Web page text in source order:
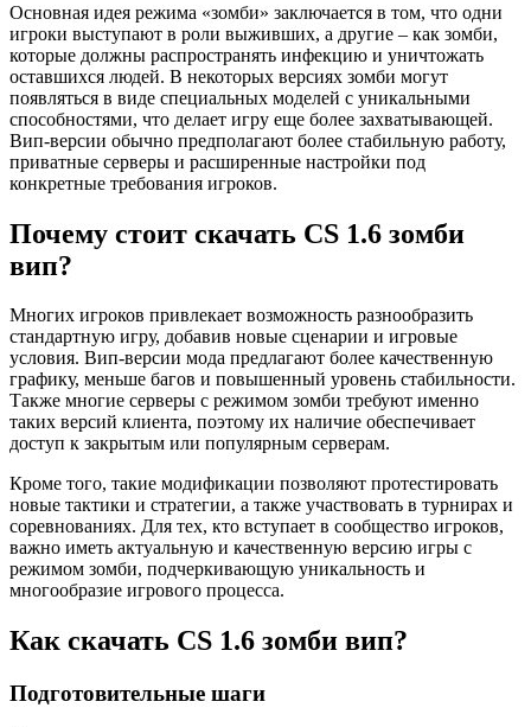
Основная идея режима «зомби» заключается в том, что одни
игроки выступают в роли выживших, а другие – как зомби,
которые должны распространять инфекцию и уничтожать
оставшихся людей. В некоторых версиях зомби могут
появляться в виде специальных моделей с уникальными
способностями, что делает игру еще более захватывающей.
Вип-версии обычно предполагают более стабильную работу,
приватные серверы и расширенные настройки под
конкретные требования игроков.
Почему стоит скачать CS 1.6 зомби
вип?
Многих игроков привлекает возможность разнообразить
стандартную игру, добавив новые сценарии и игровые
условия. Вип-версии мода предлагают более качественную
графику, меньше багов и повышенный уровень стабильности.
Также многие серверы с режимом зомби требуют именно
таких версий клиента, поэтому их наличие обеспечивает
доступ к закрытым или популярным серверам.
Кроме того, такие модификации позволяют протестировать
новые тактики и стратегии, а также участвовать в турнирах и
соревнованиях. Для тех, кто вступает в сообщество игроков,
важно иметь актуальную и качественную версию игры с
режимом зомби, подчеркивающую уникальность и
многообразие игрового процесса.
Как скачать CS 1.6 зомби вип?
Подготовительные шаги